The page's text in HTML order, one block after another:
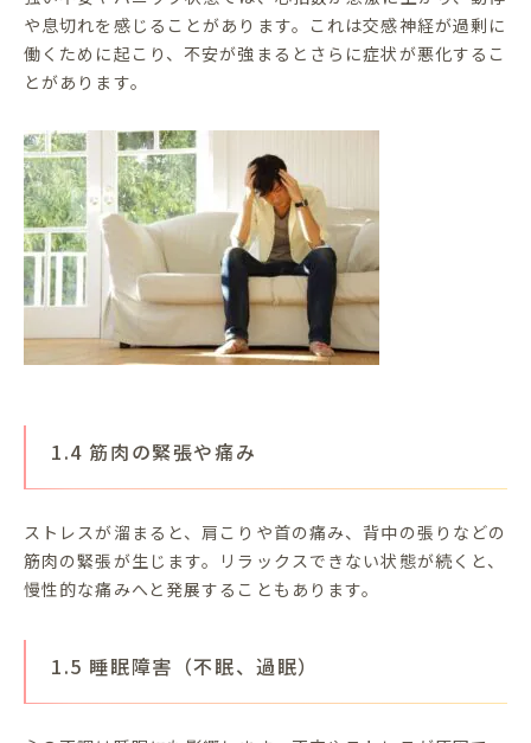
や息切れを感じることがあります。これは交感神経が過剰に
働くために起こり、不安が強まるとさらに症状が悪化するこ
とがあります。
1.4 筋肉の緊張や痛み
ストレスが溜まると、肩こりや首の痛み、背中の張りなどの
筋肉の緊張が生じます。リラックスできない状態が続くと、
慢性的な痛みへと発展することもあります。
1.5 睡眠障害（不眠、過眠）